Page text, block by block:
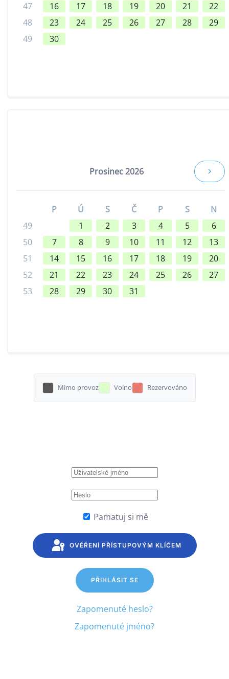
47
16 17 18 19 20 21
22
48
23 24 25 26 27 28
29
49
30
Prosinec 2026
P Ú S Č P S
N
49
1 2 3 4 5
6
50
7 8 9 10 11 12
13
51
14 15 16 17 18 19
20
52
21 22 23 24 25 26
27
53
28 29 30 31
Mimo provoz Volno Rezervováno
Pamatuj si mě
OVĚŘENÍ PŘÍSTUPOVÝM KLÍČEM
PŘIHLÁSIT SE
Zapomenuté heslo?
Zapomenuté jméno?